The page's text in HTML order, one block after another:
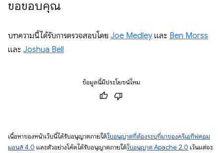
ขอขอบคุณ
บทความนี้ได้รับการตรวจสอบโดย Joe Medley และ Ben Morss
และ Joshua Bell
ข้อมูลนี้มีประโยชน์ไหม
เนื้อหาของหน้าเว็บนี้ได้รับอนุญาตภายใต้ใบอนุญาตที่ต้องระบุที่มาของครีเอทีฟคอม
มอนส์ 4.0 และตัวอย่างโค้ดได้รับอนุญาตภายใต้ใบอนุญาต Apache 2.0 เว้นแต่จะ